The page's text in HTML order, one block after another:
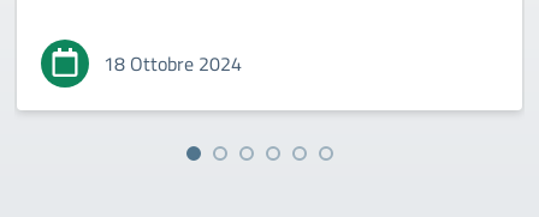
18 Ottobre 2024